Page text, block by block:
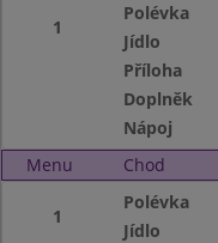
1
Polévka
Jídlo
Příloha
Doplněk
Nápoj
Menu
Chod
1
Polévka
Jídlo